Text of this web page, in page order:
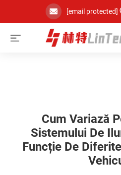
[email protected]
Cum Variază
Sistemului De
Funcție De